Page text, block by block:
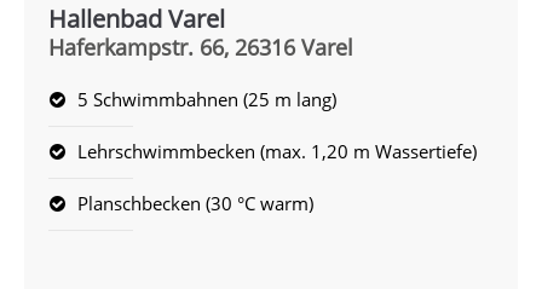
Hallenbad Varel
Haferkampstr. 66, 26316 Varel
5 Schwimmbahnen (25 m lang)
Lehrschwimmbecken (max. 1,20 m Wassertiefe)
Planschbecken (30 °C warm)